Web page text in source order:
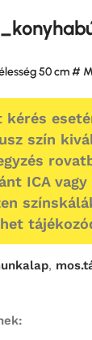
50 cm #
kérés
szín
ICA vagy
,